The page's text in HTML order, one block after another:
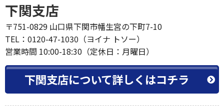
下関支店
〒751-0829 山口県下関市幡生宮の下町7-10
TEL：0120-47-1030（ヨイナ トソー）
営業時間 10:00-18:30（定休日：月曜日）
下関支店について詳しくはコチラ